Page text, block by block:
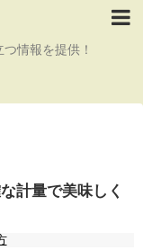
情報を提供！
計量で美味しく